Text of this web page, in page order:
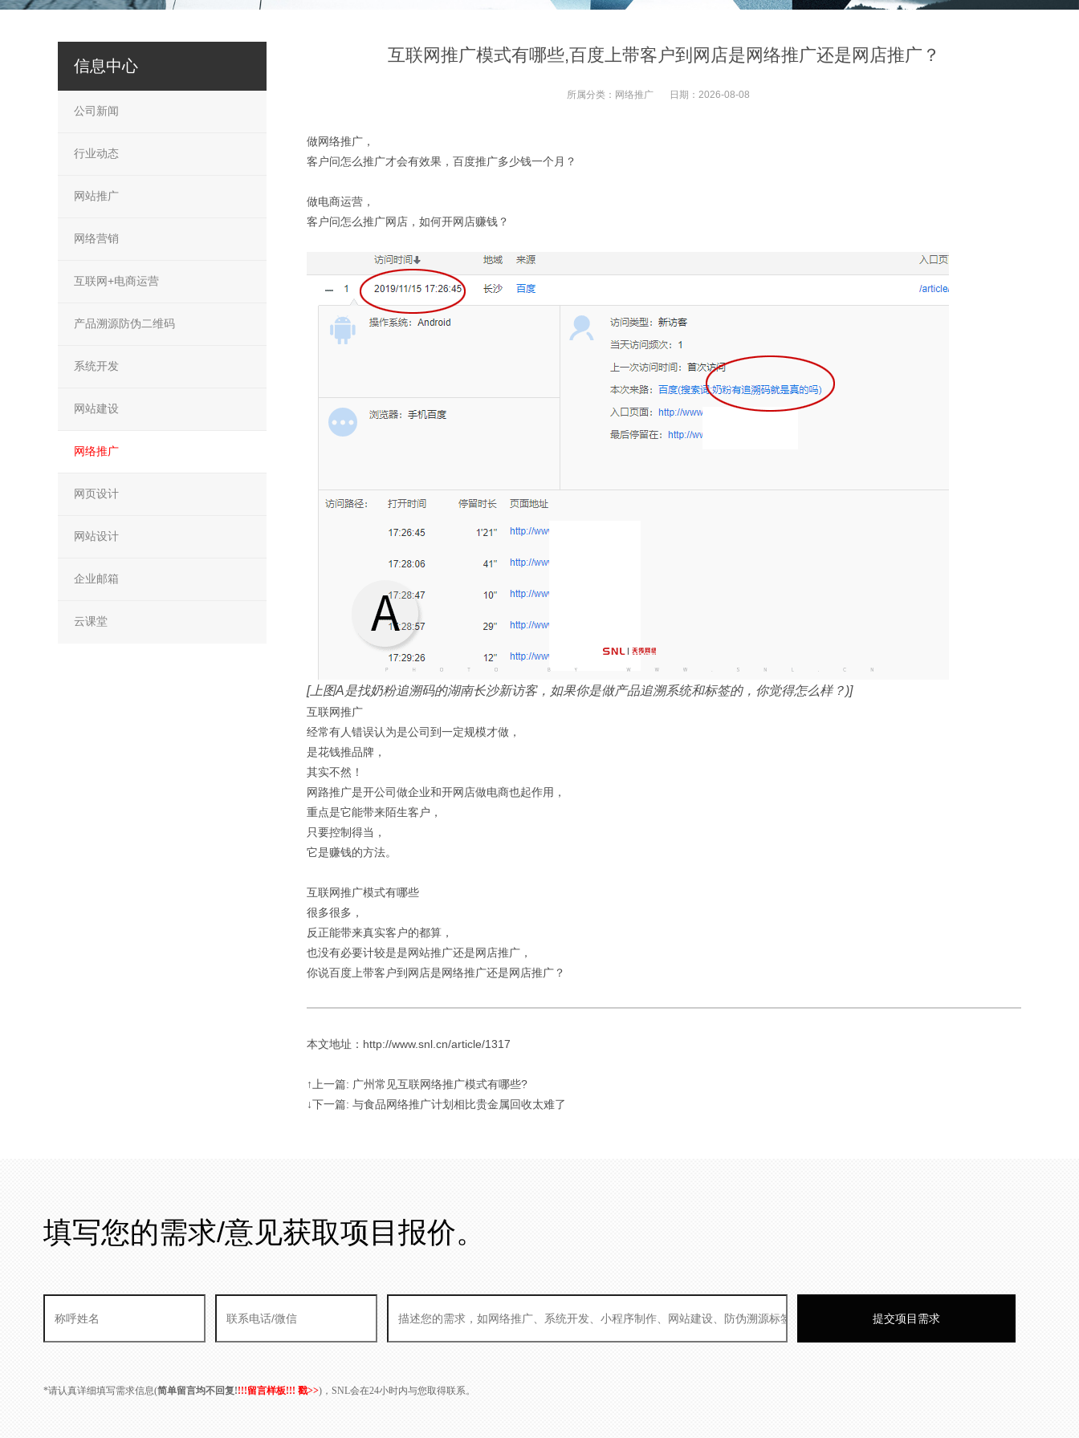
互联网推广模式有哪些,百度上带客户到网店是网络推广还是网店推广？
所属分类： 网络推广 日期： 2026-08-08
做网络推广，
客户问怎么推广才会有效果，百度推广多少钱一个月？
做电商运营，
客户问怎么推广网店，如何开网店赚钱？
[上图A是找奶粉追溯码的湖南长沙新访客，如果你是做产品追溯系统和标签的，你觉得怎么样？)]
互联网推广
经常有人错误认为是公司到一定规模才做，
是花钱推品牌，
其实不然！
网路推广是开公司做企业和开网店做电商也起作用，
重点是它能带来陌生客户，
只要控制得当，
它是赚钱的方法。
互联网推广模式有哪些
很多很多，
反正能带来真实客户的都算，
也没有必要计较是是网站推广还是网店推广，
你说百度上带客户到网店是网络推广还是网店推广？
本文地址：http://www.snl.cn/article/1317
↑上一篇: 广州常见互联网络推广模式有哪些?
↓下一篇: 与食品网络推广计划相比贵金属回收太难了
信息中心
公司新闻
行业动态
网站推广
网络营销
互联网+电商运营
产品溯源防伪二维码
系统开发
网站建设
网络推广
网页设计
网站设计
企业邮箱
云课堂
填写您的需求/意见获取项目报价。
*请认真详细填写需求信息(简单留言均不回复!!!!留言样板!!! 戳>>)，SNL会在24小时内与您取得联系。